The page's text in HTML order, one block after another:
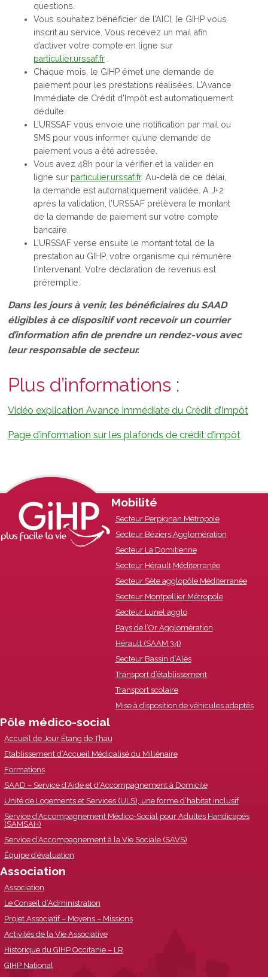
questions.
Vous souhaitez bénéficier de l’AICI, le GIHP vous
inscrit au service. Vous recevez un mail afin
d’activer votre compte en ligne sur
particulier.urssaf.fr.
Chaque mois, le GIHP émet une demande de
paiement pour les prestations réalisées. L’Avance
Immédiate de Crédit d’Impôt est automatiquement
déduite.
L’URSSAF vous envoie une notification par mail ou
SMS pour vous informer qu’une demande de
paiement vous a été adressée.
Vous avez 48h pour la vérifier et la valider en
ligne sur particulier.urssaf.fr. Au-delà de ce délai,
la demande est automatiquement validée. A J+2
après la validation, l’URSSAF prélèvera le montant
de la demande de paiement sur votre compte
bancaire.
L’URSSAF verse ensuite le montant total de la
prestation au GIHP, votre organisme qui rémunère
l’intervenant. Votre déclaration de revenus est
préremplie.
Dans les jours à venir, les bénéficiaires du SAAD
éligibles à ce dispositif vont recevoir un courrier
d’information afin de prendre un rendez-vous avec
leur responsable de secteur.
Plus d’informations :
Vidéo explication Avance Immédiate du Crédit d’Impôt
Page d’information sur les plafonds de crédit d’impôt
Footer
Content
Mobilité
Secteur Perpignan Métropole
Secteur Béziers Agglomération
Secteur La Domitienne
Secteur Hérault Méditerranée
Secteur Sète agglopôle Méditerranée
Secteur Montpellier Métropole
Secteur Lunel agglo
Pays de l’Or Agglomération
Hérault (SAAM 34)
Secteur Bassin d’Alès
Transport d’établissement
Transport scolaire
Mise à disposition de véhicules adaptés
Pôle médico-social
Accueil de Jour Étang de Thau
Etablissement d’Accueil Médicalisé du Millénaire
Formations
SAAD – Service d’Aide et d’Accompagnement à Domicile
Unité de Logements et Services (ULS), une forme d’habitat inclusif
Service d’Accompagnement Médico-Social pour Adultes Handicapés
(SAMSAH)
Service d’Accompagnement à la Vie Sociale (SAVS)
Équipe d’évaluation
Association
Association
Le Conseil d’Administration
Projet Associatif – Moyens – Missions
Activités de la Vie Associative
Historique du GIHP Occitanie – LR
GIHP National